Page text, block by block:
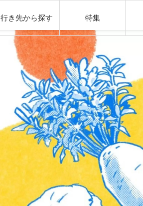
行き先から探す 特集